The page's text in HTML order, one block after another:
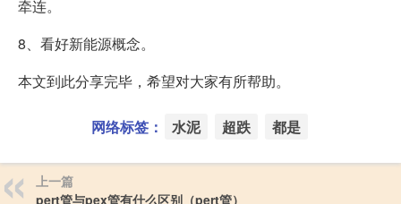
牵连。
8、看好新能源概念。
本文到此分享完毕，希望对大家有所帮助。
网络标签： 水泥 超跌 都是
上一篇
pert管与pex管有什么区别（pert管）